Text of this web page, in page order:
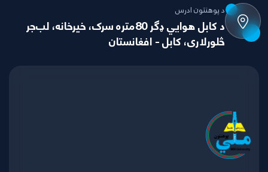
د پوهنتون ادرس
د کابل هوايي ډګر 80متره سرک، خيرخانه، لب‌جر
څلورلاری، کابل - افغانستان